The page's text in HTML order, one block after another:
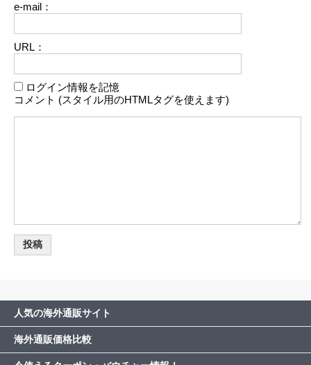
e-mail：
URL：
ログイン情報を記憶
コメント (スタイル用のHTMLタグを使えます)
人気の海外通販サイト
海外通販価格比較